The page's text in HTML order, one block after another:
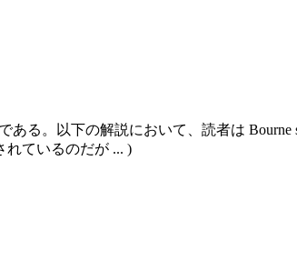
ある。以下の解説において、読者は
れているのだが ... )